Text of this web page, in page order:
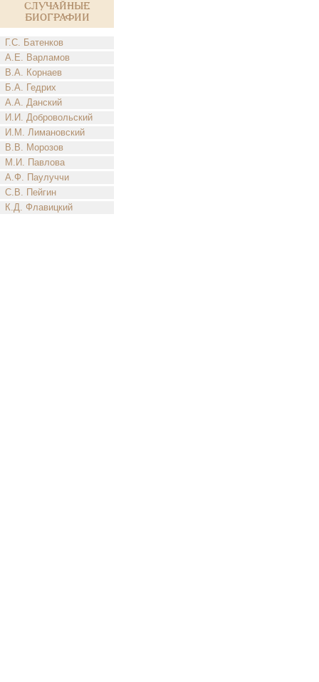
Случайные
биографии
Г.С. Батенков
А.Е. Варламов
В.А. Корнаев
Б.А. Гедрих
А.А. Данский
И.И. Добровольский
И.М. Лимановский
В.В. Морозов
М.И. Павлова
А.Ф. Паулуччи
С.В. Пейгин
К.Д. Флавицкий